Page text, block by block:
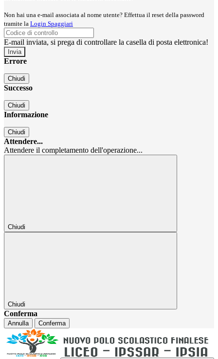
Non hai una e-mail associata al nome utente? Effettua il reset della password
tramite la Login Spaggiari
E-mail inviata, si prega di controllare la casella di posta elettronica!
Errore
Chiudi
Successo
Chiudi
Informazione
Chiudi
Attendere...
Attendere il completamento dell'operazione...
Chiudi
Chiudi
Conferma
Annulla Conferma